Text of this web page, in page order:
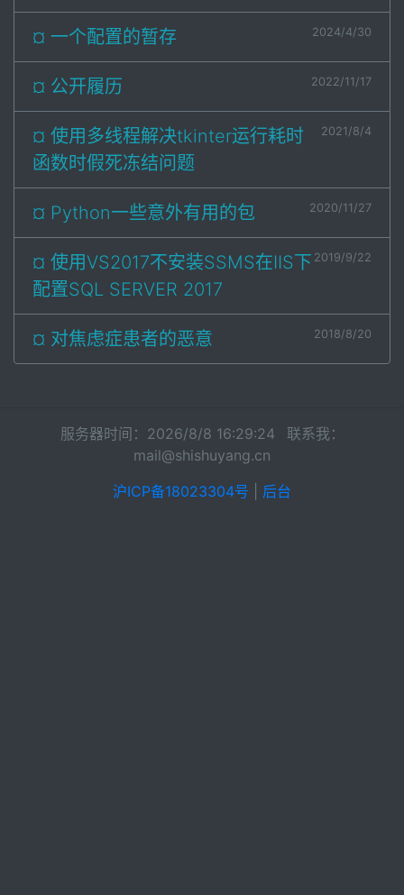
¤ 一个配置的暂存 2024/4/30
¤ 公开履历 2022/11/17
¤ 使用多线程解决tkinter运行耗时
函数时假死冻结问题
2021/8/4
¤ Python一些意外有用的包 2020/11/27
¤ 使用VS2017不安装SSMS在IIS下
配置SQL SERVER 2017
2019/9/22
¤ 对焦虑症患者的恶意 2018/8/20
服务器时间：2026/8/8 16:29:24 联系我：
mail@shishuyang.cn
沪ICP备18023304号
后台